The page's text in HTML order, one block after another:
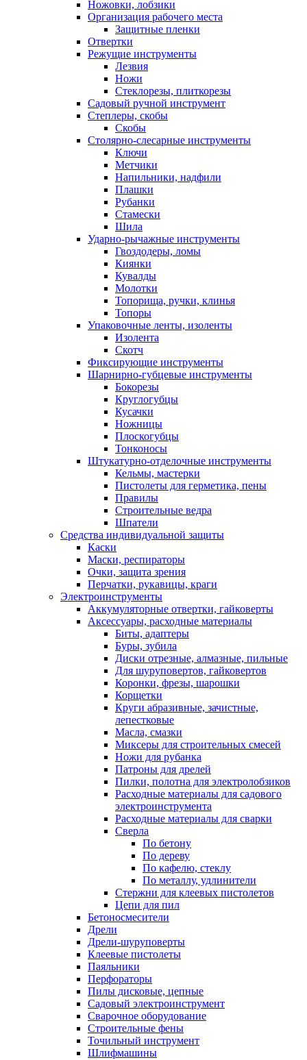
Ножовки, лобзики
Организация рабочего места
Защитные пленки
Отвертки
Режущие инструменты
Лезвия
Ножи
Стеклорезы, плиткорезы
Садовый ручной инструмент
Степлеры, скобы
Скобы
Столярно-слесарные инструменты
Ключи
Метчики
Напильники, надфили
Плашки
Рубанки
Стамески
Шила
Ударно-рычажные инструменты
Гвоздодеры, ломы
Киянки
Кувалды
Молотки
Топорища, ручки, клинья
Топоры
Упаковочные ленты, изоленты
Изолента
Скотч
Фиксирующие инструменты
Шарнирно-губцевые инструменты
Бокорезы
Круглогубцы
Кусачки
Ножницы
Плоскогубцы
Тонконосы
Штукатурно-отделочные инструменты
Кельмы, мастерки
Пистолеты для герметика, пены
Правилы
Строительные ведра
Шпатели
Средства индивидуальной защиты
Каски
Маски, респираторы
Очки, защита зрения
Перчатки, рукавицы, краги
Электроинструменты
Аккумуляторные отвертки, гайковерты
Аксессуары, расходные материалы
Биты, адаптеры
Буры, зубила
Диски отрезные, алмазные, пильные
Для шуруповертов, гайковертов
Коронки, фрезы, шарошки
Корщетки
Круги абразивные, зачистные,
лепестковые
Масла, смазки
Миксеры для строительных смесей
Ножи для рубанка
Патроны для дрелей
Пилки, полотна для электролобзиков
Расходные материалы для садового
электроинструмента
Расходные материалы для сварки
Сверла
По бетону
По дереву
По кафелю, стеклу
По металлу, удлинители
Стержни для клеевых пистолетов
Цепи для пил
Бетоносмесители
Дрели
Дрели-шуруповерты
Клеевые пистолеты
Паяльники
Перфораторы
Пилы дисковые, цепные
Садовый электроинструмент
Сварочное оборудование
Строительные фены
Точильный инструмент
Шлифмашины